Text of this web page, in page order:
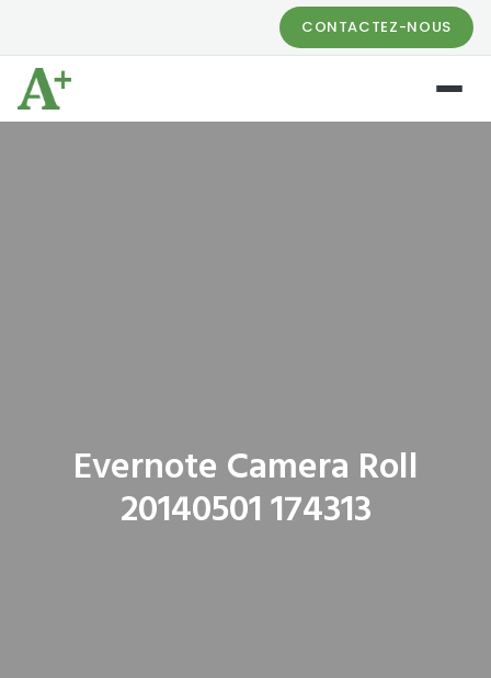
CONTACTEZ-NOUS
Evernote Camera Roll
20140501 174313